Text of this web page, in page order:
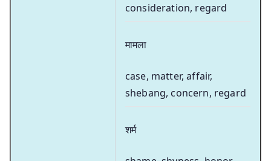
consideration, regard
मामला
case, matter, affair,
shebang, concern, regard
शर्म